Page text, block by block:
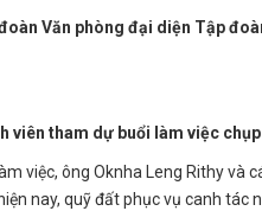
Văn phòng đại diện Tập
viên tham dự buổi làm việc
việc, ông Oknha Leng Rithy và
nay, quỹ đất phục vụ canh